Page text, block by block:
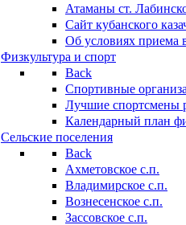
Атаманы ст.
Cайт кубанского
Об условиях приема
Физкультура и спорт
Back
Спортивные
Лучшие спортсмены
Календарный план
Сельские поселения
Back
Ахметовское с.п.
Владимирское с.п.
Вознесенское с.п.
Зассовское с.п.